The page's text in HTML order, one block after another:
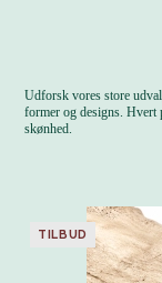
Udforsk vores store
former og designs. Hvert
skønhed.
TILBUD